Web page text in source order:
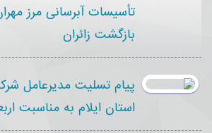
تأسیسات آبرسانی مرز مهران در اوج
بازگشت زائران
پیام تسلیت مدیرعامل شرکت آب و
استان ایلام به مناسبت اربعین۱۳ مرداد ۱۴۰۵